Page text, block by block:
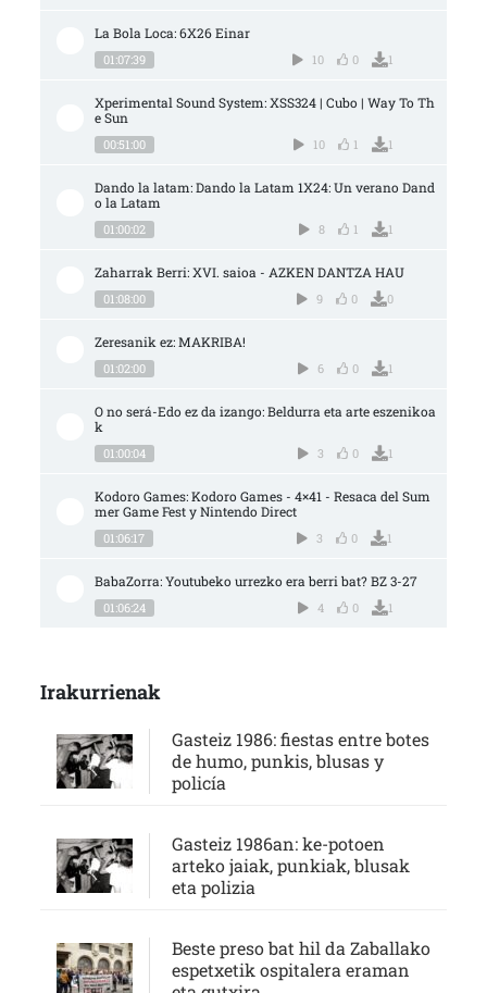
La Bola Loca: 6X26 Einar
01:07:39 10 0 1
Xperimental Sound System: XSS324 | Cubo | Way To Th
e Sun
00:51:00 10 1 1
Dando la latam: Dando la Latam 1X24: Un verano Dand
o la Latam
01:00:02 8 1 1
Zaharrak Berri: XVI. saioa - AZKEN DANTZA HAU
01:08:00 9 0 0
Zeresanik ez: MAKRIBA!
01:02:00 6 0 1
O no será-Edo ez da izango: Beldurra eta arte eszenikoa
k
01:00:04 3 0 1
Kodoro Games: Kodoro Games - 4×41 - Resaca del Sum
mer Game Fest y Nintendo Direct
01:06:17 3 0 1
BabaZorra: Youtubeko urrezko era berri bat? BZ 3-27
01:06:24 4 0 1
Irakurrienak
Gasteiz 1986: fiestas entre botes
de humo, punkis, blusas y
policía
Gasteiz 1986an: ke-potoen
arteko jaiak, punkiak, blusak
eta polizia
Beste preso bat hil da Zaballako
espetxetik ospitalera eraman